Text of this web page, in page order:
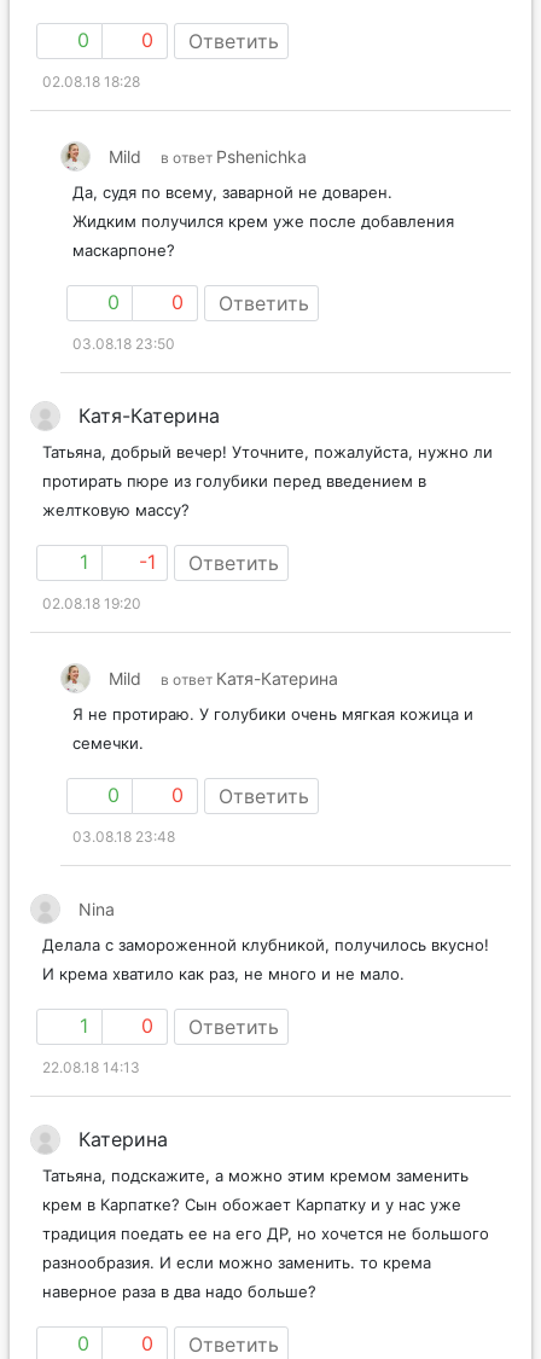
0 0 Ответить
02.08.18 18:28
Mild в ответ Pshenichka
Да, судя по всему, заварной не доварен.
Жидким получился крем уже после добавления
маскарпоне?
0 0 Ответить
03.08.18 23:50
Катя-Катерина
Татьяна, добрый вечер! Уточните, пожалуйста, нужно ли
протирать пюре из голубики перед введением в
желтковую массу?
1 -1 Ответить
02.08.18 19:20
Mild в ответ Катя-Катерина
Я не протираю. У голубики очень мягкая кожица и
семечки.
0 0 Ответить
03.08.18 23:48
Nina
Делала с замороженной клубникой, получилось вкусно!
И крема хватило как раз, не много и не мало.
1 0 Ответить
22.08.18 14:13
Катерина
Татьяна, подскажите, а можно этим кремом заменить
крем в Карпатке? Сын обожает Карпатку и у нас уже
традиция поедать ее на его ДР, но хочется не большого
разнообразия. И если можно заменить. то крема
наверное раза в два надо больше?
0 0 Ответить